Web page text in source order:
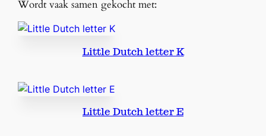
Wordt vaak samen gekocht met:
Little Dutch letter K
Little Dutch letter E